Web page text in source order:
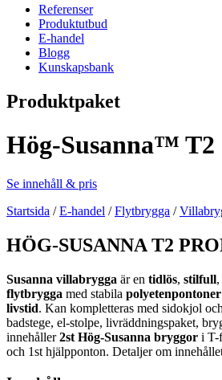
Referenser
Produktutbud
E-handel
Blogg
Kunskapsbank
Produktpaket
Hög-Susanna™ T2
Se innehåll & pris
Startsida /E-handel /Flytbrygga /
HÖG-SUSANNA T2
Susanna villabrygga är en tidlös, stilfull
flytbrygga med stabila polyetenpontoner
livstid. Kan kompletteras med sidokjol
badstege, el-stolpe, livräddningspaket,
innehåller2st Hög-Susanna bryggor i T-
och 1st hjälpponton. Detaljer om